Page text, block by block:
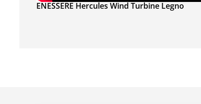
ENESSERE Hercules Wind Turbine Legno